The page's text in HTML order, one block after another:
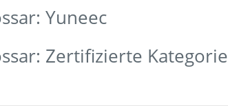
Yuneec
Zertifizierte Kategorie